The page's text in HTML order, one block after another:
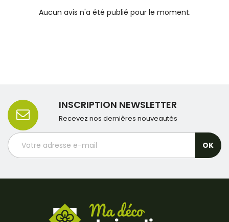
Aucun avis n'a été publié pour le moment.
INSCRIPTION NEWSLETTER
Recevez nos dernières nouveautés